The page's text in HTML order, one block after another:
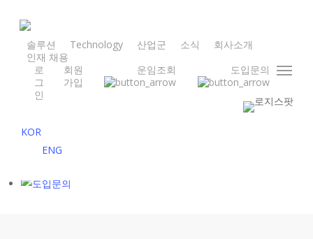
content
솔루션 Technology 산업군 소식
회사소개
인재 채용
로
그
인
회원
가입
운임조회 도입문의 Menu
KOR
ENG